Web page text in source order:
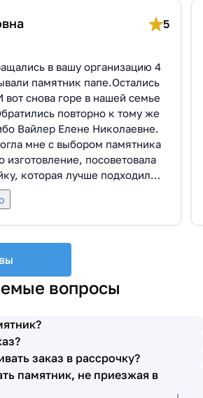
5
в вашу организацию 4
памятник папе.Остались
снова горе в нашей семье
повторно к тому же
Вайлер Елене Николаевне.
мне с выбором памятника
изготовление, посоветовала
которая лучше подходила
Вышли на улицу, посмотрели
я определилась с
были выполнены вовремя и
стороны, все наши
первое наше обращение мы
Владимира. Поэтому и в этот
можно, то назначить эту же
на встречу, спасибо. Ребята
но в тоже время, соблюдая
слаженно и
вопросы
заказ в рассрочку?
памятник, не приезжая в